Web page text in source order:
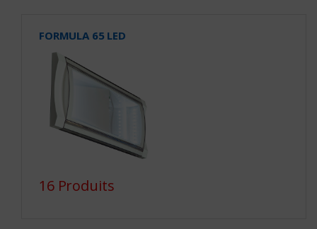
FORMULA 65 LED
16 Produits